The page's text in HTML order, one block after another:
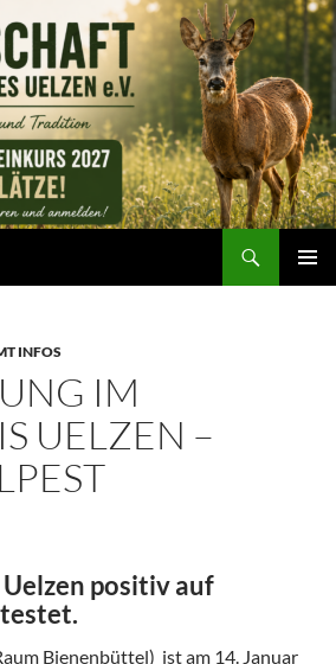
INFOS
IM
UELZEN –
positiv auf
Bienenbüttel) ist am 14. Januar